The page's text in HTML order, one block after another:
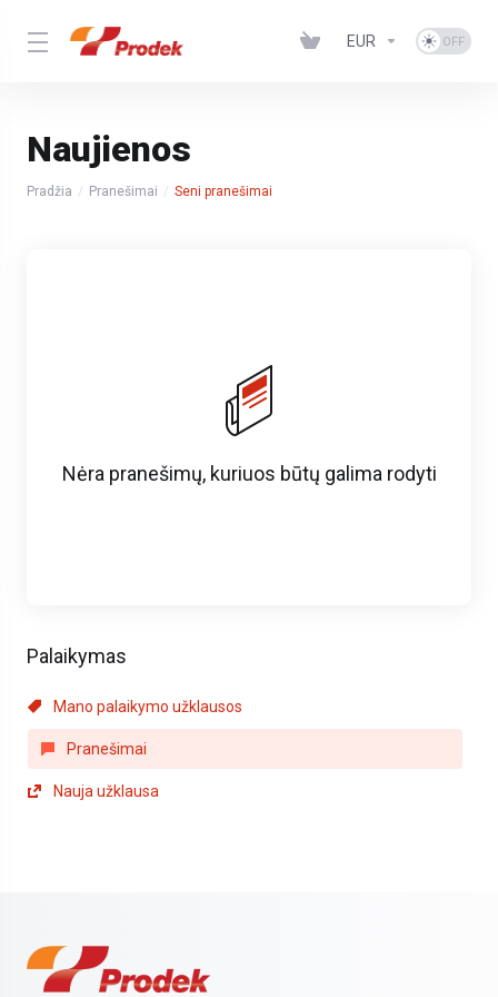
EUR
Naujienos
Pradžia Pranešimai Seni pranešimai
Palaikymas
Mano palaikymo užklausos
Pranešimai
Nauja užklausa
Nėra pranešimų, kuriuos būtų galima rodyti